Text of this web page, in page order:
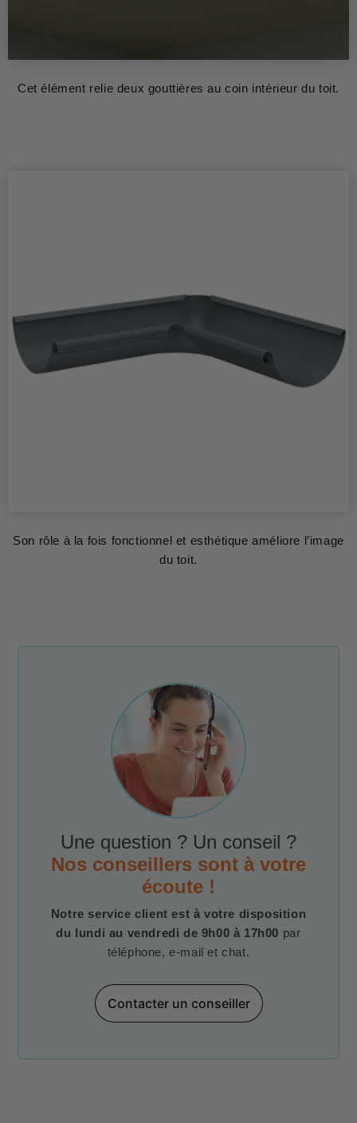
Cet élément relie deux gouttières au coin intérieur du toit.
Son rôle à la fois fonctionnel et esthétique améliore l’image
du toit.
Une question ? Un conseil ?
Nos conseillers sont à votre
écoute !
Notre service client est à votre disposition
du lundi au vendredi de 9h00 à 17h00 par
téléphone, e-mail et chat.
Contacter un conseiller